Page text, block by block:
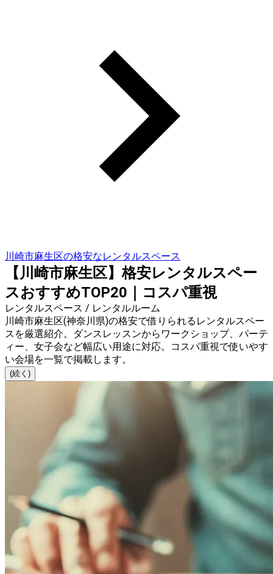
川崎市麻生区の格安なレンタルスペース
【川崎市麻生区】格安レンタルスペー
スおすすめTOP20｜コスパ重視
レンタルスペース / レンタルルーム
川崎市麻生区(神奈川県)の格安で借りられるレンタルスペー
スを厳選紹介。ダンスレッスンからワークショップ、パーテ
ィー、女子会など幅広い用途に対応。コスパ重視で使いやす
い会場を一覧で掲載します。
(続く)